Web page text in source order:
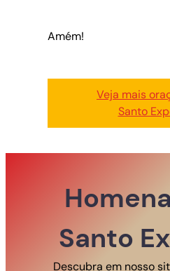
Amém!
Veja mais
Santo
Santo
Descubra em nosso